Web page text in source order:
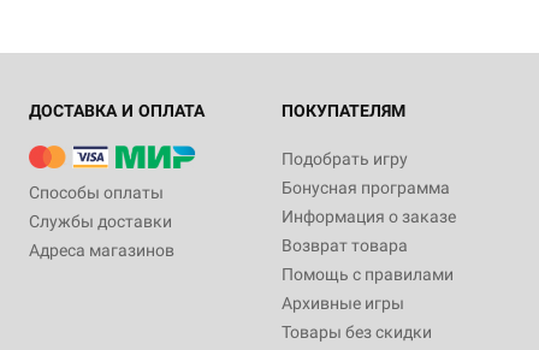
ДОСТАВКА И ОПЛАТА
Способы оплаты
Службы доставки
Адреса магазинов
ПОКУПАТЕЛЯМ
Подобрать игру
Бонусная программа
Информация о заказе
Возврат товара
Помощь с правилами
Архивные игры
Товары без скидки